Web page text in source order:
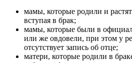
мамы, которые родили и
вступая в брак;
мамы, которые были в
или же овдовели, при этом у
отсутствует запись об отце;
матери, которые родили в